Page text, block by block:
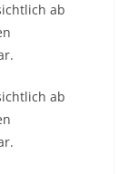
ab
ab